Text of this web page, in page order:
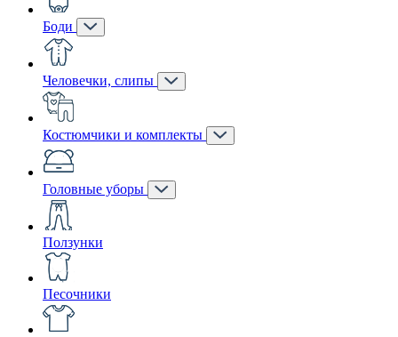
Боди
Человечки, слипы
Костюмчики и комплекты
Головные уборы
Ползунки
Песочники